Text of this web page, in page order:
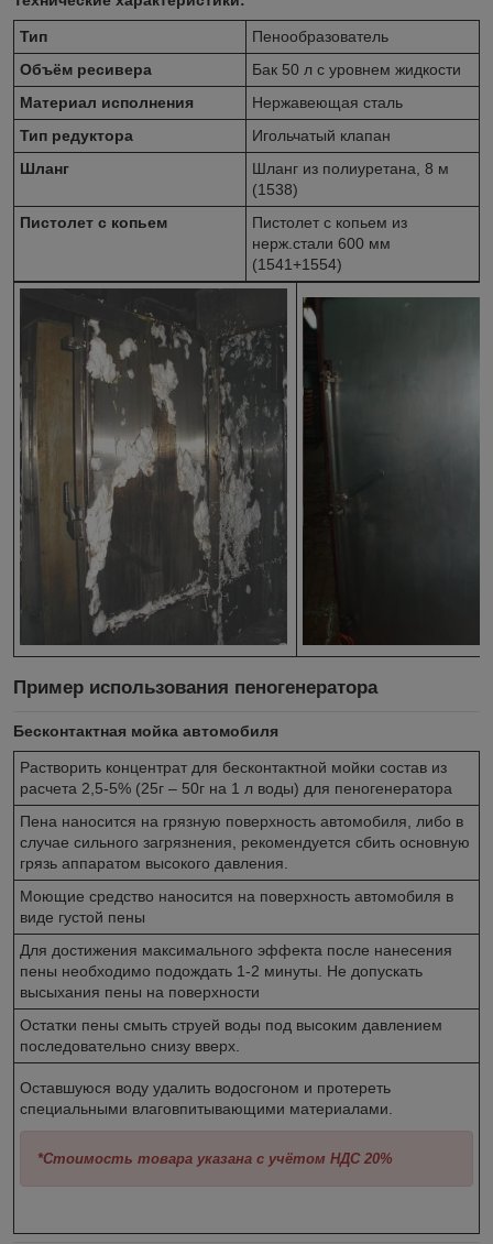
Тип
Пенообразователь
Объём ресивера
Бак 50 л с уровнем жидкости
Материал исполнения
Нержавеющая сталь
Тип редуктора
Игольчатый клапан
Шланг
Шланг из полиуретана, 8 м
(1538)
Пистолет с копьем
Пистолет с копьем из
нерж.стали 600 мм
(1541+1554)
Пример использования пеногенератора
Бесконтактная мойка автомобиля
Растворить концентрат для бесконтактной мойки состав из
расчета 2,5-5% (25г – 50г на 1 л воды) для пеногенератора
Пена наносится на грязную поверхность автомобиля, либо в
случае сильного загрязнения, рекомендуется сбить основную
грязь аппаратом высокого давления.
Моющие средство наносится на поверхность автомобиля в
виде густой пены
Для достижения максимального эффекта после нанесения
пены необходимо подождать 1-2 минуты. Не допускать
высыхания пены на поверхности
Остатки пены смыть струей воды под высоким давлением
последовательно снизу вверх.
Оставшуюся воду удалить водосгоном и протереть
специальными влаговпитывающими материалами.
*Стоимость товара указана с учётом НДС 20%